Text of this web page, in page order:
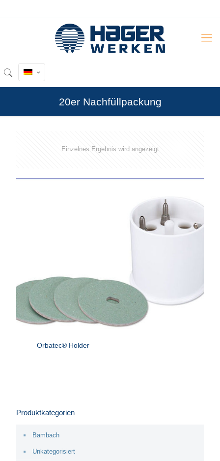
20er Nachfüllpackung
Einzelnes Ergebnis wird angezeigt
Orbatec® Holder
Produktkategorien
Bambach
Unkategorisiert